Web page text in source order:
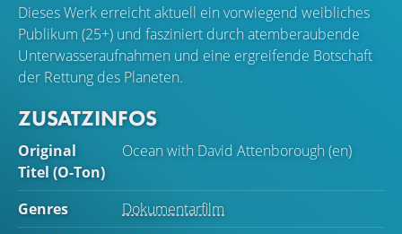
Dieses Werk erreicht aktuell ein vorwiegend weibliches
Publikum (25+) und fasziniert durch atemberaubende
Unterwasseraufnahmen und eine ergreifende Botschaft
der Rettung des Planeten.
ZUSATZINFOS
Original
Titel (O-Ton)
Ocean with David Attenborough (en)
Genres
Dokumentarfilm